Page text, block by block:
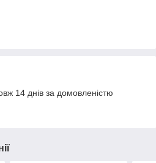
14 днів за домовленістю